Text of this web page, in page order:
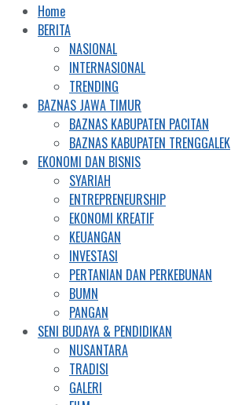
Home
BERITA
NASIONAL
INTERNASIONAL
TRENDING
BAZNAS JAWA TIMUR
BAZNAS KABUPATEN PACITAN
BAZNAS KABUPATEN TRENGGALEK
EKONOMI DAN BISNIS
SYARIAH
ENTREPRENEURSHIP
EKONOMI KREATIF
KEUANGAN
INVESTASI
PERTANIAN DAN PERKEBUNAN
BUMN
PANGAN
SENI BUDAYA & PENDIDIKAN
NUSANTARA
TRADISI
GALERI